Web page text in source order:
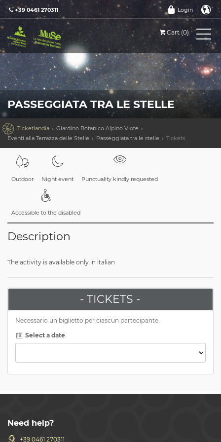
+39 0461 270311 Login
Cart (0)
PASSEGGIATA TRA LE STELLE
 Ticketlandia
Giardino Botanico Alpino Viote
Eventi alla Terrazza delle Stelle
Passeggiata tra le stelle Tickets
Outdoor Night event Punctuality kindly requested
Accessible to the disabled
Description
The activity is available only in italian
- TICKETS -
Necessario un biglietto per ciascun partecipante.
Select a date
Need help?
+39 0461 270311